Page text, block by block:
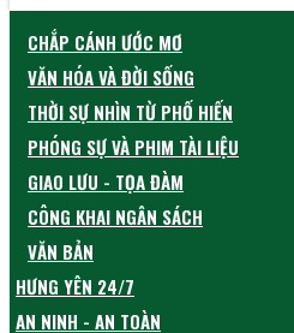
CHẮP CÁNH ƯỚC MƠ
VĂN HÓA VÀ ĐỜI SỐNG
THỜI SỰ NHÌN TỪ PHỐ HIẾN
PHÓNG SỰ VÀ PHIM TÀI LIỆU
GIAO LƯU - TỌA ĐÀM
CÔNG KHAI NGÂN SÁCH
VĂN BẢN
HƯNG YÊN 24/7
AN NINH - AN TOÀN